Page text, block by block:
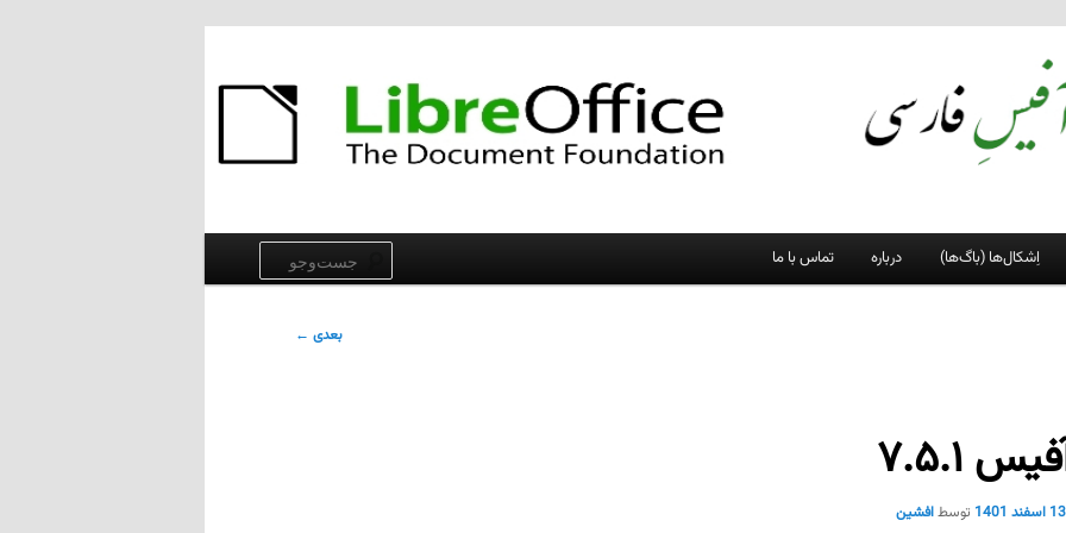
جست‌وجو
اِشکال‌ها (باگ‌ها) درباره تماس با ما
بعدی ←
۷.۵.۱
13 اسفند 1401 توسطافشین